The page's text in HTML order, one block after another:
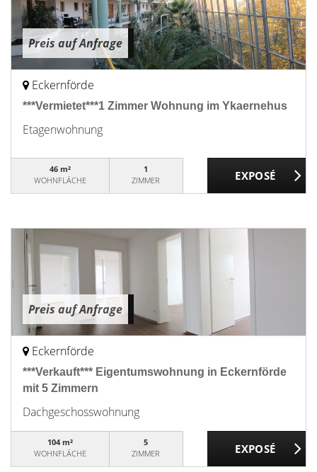
Preis auf Anfrage
Eckernförde
***Vermietet***1 Zimmer Wohnung im Ykaernehus
Etagenwohnung
46 m²
WOHNFLÄCHE
1
ZIMMER
Preis auf Anfrage
Eckernförde
***Verkauft*** Eigentumswohnung in Eckernförde
mit 5 Zimmern
Dachgeschosswohnung
104 m²
WOHNFLÄCHE
5
ZIMMER